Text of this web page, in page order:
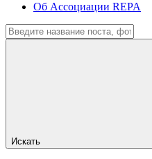
Об Ассоциации REPA
Искать